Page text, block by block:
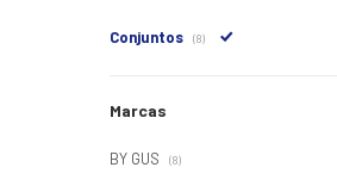
Conjuntos (8)
Marcas
BY GUS (8)